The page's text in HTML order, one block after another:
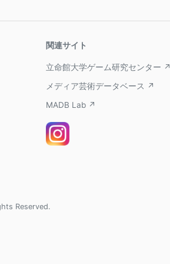
関連サイト
立命館大学ゲーム研究センター ↗
メディア芸術データベース ↗
MADB Lab ↗
Reserved.